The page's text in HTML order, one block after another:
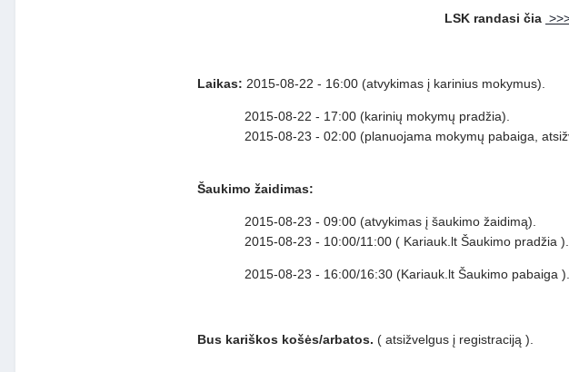
LSK randasi čia
Laikas: 2015-08-22 - 16:00 (atvykimas į karinius mokymus).
2015-08-22 - 17:00 (karinių mokymų pradžia).
2015-08-23 - 02:00 (planuojama mokymų pabaiga,
Šaukimo žaidimas:
2015-08-23 - 09:00 (atvykimas į šaukimo žaidimą).
2015-08-23 - 10:00/11:00 ( Kariauk.lt Šaukimo pradžia ).
2015-08-23 - 16:00/16:30 (Kariauk.lt Šaukimo pabaiga ).
Bus kariškos košės/arbatos. ( atsižvelgus į registraciją ).